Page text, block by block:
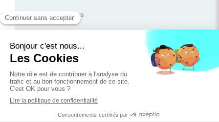
Témoignages
Blog
Création et référencement du site par Simplébo